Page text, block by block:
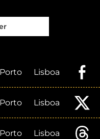
Porto Lisboa
Porto Lisboa
Porto Lisboa